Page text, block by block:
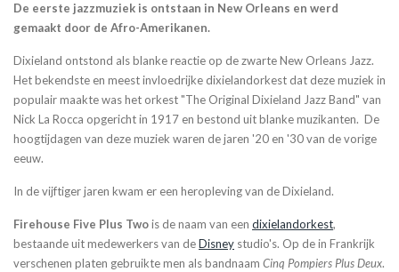
De eerste jazzmuziek is ontstaan in New Orleans en werd
gemaakt door de Afro-Amerikanen.
Dixieland ontstond als blanke reactie op de zwarte New Orleans Jazz.
Het bekendste en meest invloedrijke dixielandorkest dat deze muziek in
populair maakte was het orkest "The Original Dixieland Jazz Band" van
Nick La Rocca opgericht in 1917 en bestond uit blanke muzikanten. De
hoogtijdagen van deze muziek waren de jaren '20 en '30 van de vorige
eeuw.
In de vijftiger jaren kwam er een heropleving van de Dixieland.
Firehouse Five Plus Twois de naam van een dixielandorkest,
bestaande uit medewerkers van deDisney studio's. Op de in Frankrijk
verschenen platen gebruikte men als bandnaam Cinq Pompiers Plus Deux.